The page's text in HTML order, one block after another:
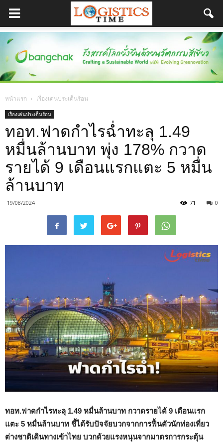
หน้าแรก เรื่องเด่นประเด็นร้อน
เรื่องเด่นประเด็นร้อน
ทอท.ฟาดกำไรฉ่ำทะลุ 1.49
หมื่นล้านบาท พุ่ง 178% กวาด
รายได้ 9 เดือนแรกแตะ 5 หมื่น
ล้านบาท
19/08/2024 0
71
ทอท.ฟาดกำไรทะลุ 1.49 หมื่นล้านบาท กวาดรายได้ 9 เดือนแรก
แตะ 5 หมื่นล้านบาท ชี้ได้รับปัจจัยบวกจากการฟื้นตัวนักท่องเที่ยว
ต่างชาติเดินทางเข้าไทย บวกด้วยแรงหนุนจากมาตรการกระตุ้น